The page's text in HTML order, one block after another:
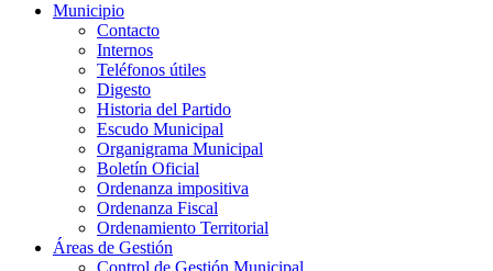
Municipio
Contacto
Internos
Teléfonos útiles
Digesto
Historia del Partido
Escudo Municipal
Organigrama Municipal
Boletín Oficial
Ordenanza impositiva
Ordenanza Fiscal
Ordenamiento Territorial
Áreas de Gestión
Control de Gestión Municipal